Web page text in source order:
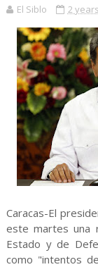
El Siblo 2
Caracas-El
este martes una
Estado y de
como "intentos